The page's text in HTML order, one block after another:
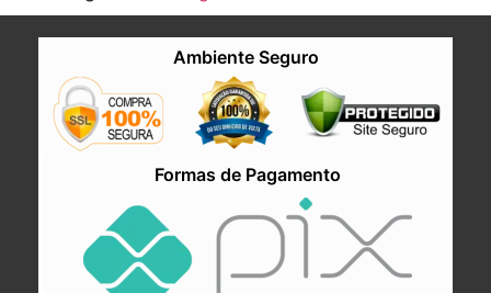
Ambiente Seguro
Formas de Pagamento